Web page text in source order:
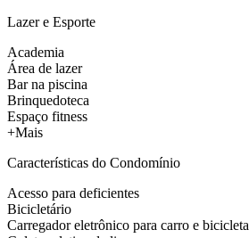
Lazer e Esporte
Academia
Área de lazer
Bar na piscina
Brinquedoteca
Espaço fitness
+Mais
Características do Condomínio
Acesso para deficientes
Bicicletário
Carregador eletrônico para carro e bicicleta